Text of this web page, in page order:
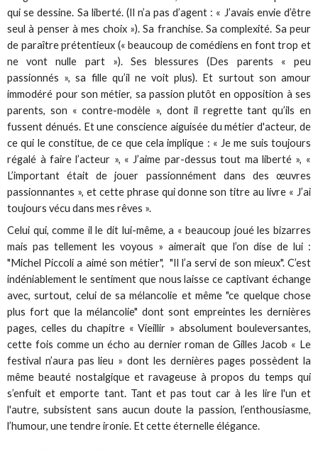
qui se dessine. Sa liberté. (Il n’a pas d’agent : « J’avais envie d’être
seul à penser à mes choix »). Sa franchise. Sa complexité. Sa peur
de paraître prétentieux (« beaucoup de comédiens en font trop et
ne vont nulle part »). Ses blessures (Des parents « peu
passionnés », sa fille qu’il ne voit plus). Et surtout son amour
immodéré pour son métier, sa passion plutôt en opposition à ses
parents, son « contre-modèle », dont il regrette tant qu’ils en
fussent dénués. Et une conscience aiguisée du métier d'acteur, de
ce qui le constitue, de ce que cela implique : « Je me suis toujours
régalé à faire l’acteur », « J’aime par-dessus tout ma liberté », «
L’important était de jouer passionnément dans des œuvres
passionnantes », et cette phrase qui donne son titre au livre « J’ai
toujours vécu dans mes rêves ».
Celui qui, comme il le dit lui-même, a « beaucoup joué les bizarres
mais pas tellement les voyous » aimerait que l’on dise de lui :
"Michel Piccoli a aimé son métier", "Il l’a servi de son mieux". C’est
indéniablement le sentiment que nous laisse ce captivant échange
avec, surtout, celui de sa mélancolie et même "ce quelque chose
plus fort que la mélancolie" dont sont empreintes les dernières
pages, celles du chapitre « Vieillir » absolument bouleversantes,
cette fois comme un écho au dernier roman de Gilles Jacob « Le
festival n’aura pas lieu » dont les dernières pages possèdent la
même beauté nostalgique et ravageuse à propos du temps qui
s’enfuit et emporte tant. Tant et pas tout car à les lire l'un et
l'autre, subsistent sans aucun doute la passion, l’enthousiasme,
l’humour, une tendre ironie. Et cette éternelle élégance.